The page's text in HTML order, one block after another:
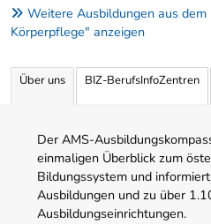
Weitere Ausbildungen aus
Körperpflege" anzeigen
Über uns BIZ-BerufsInfoZentren
Der AMS-
einmaligen Überblick zum
Bildungssystem und
Ausbildungen und zu über
Ausbildungseinrichtungen.